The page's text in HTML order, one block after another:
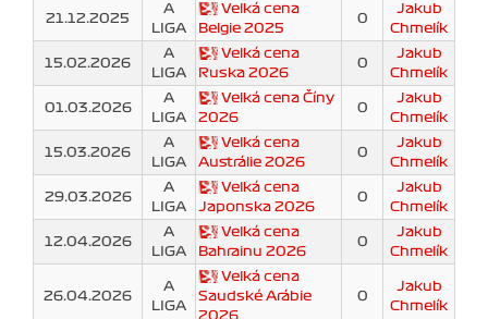
21.12.2025
A
LIGA
Velká cena
Belgie 2025
0
Jakub
Chmelík
15.02.2026
A
LIGA
Velká cena
Ruska 2026
0
Jakub
Chmelík
01.03.2026
A
LIGA
Velká cena Číny
2026
0
Jakub
Chmelík
15.03.2026
A
LIGA
Velká cena
Austrálie 2026
0
Jakub
Chmelík
29.03.2026
A
LIGA
Velká cena
Japonska 2026
0
Jakub
Chmelík
12.04.2026
A
LIGA
Velká cena
Bahrainu 2026
0
Jakub
Chmelík
26.04.2026
A
LIGA
Velká cena
Saudské Arábie
2026
0
Jakub
Chmelík